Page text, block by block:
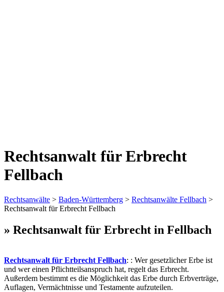
Rechtsanwalt für Erbrecht
Fellbach
Rechtsanwälte > Baden-Württemberg > Rechtsanwälte Fellbach >
Rechtsanwalt für Erbrecht Fellbach
» Rechtsanwalt für Erbrecht in Fellbach
Rechtsanwalt für Erbrecht Fellbach: : Wer gesetzlicher Erbe ist
und wer einen Pflichtteilsanspruch hat, regelt das Erbrecht.
Außerdem bestimmt es die Möglichkeit das Erbe durch Erbverträge,
Auflagen, Vermächtnisse und Testamente aufzuteilen.